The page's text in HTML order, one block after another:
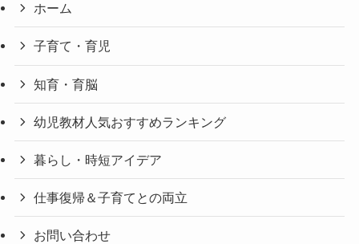
ホーム
子育て・育児
知育・育脳
幼児教材人気おすすめランキング
暮らし・時短アイデア
仕事復帰＆子育てとの両立
お問い合わせ